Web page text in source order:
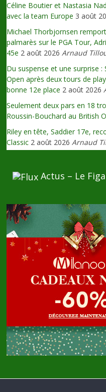
Céline Boutier et Nastasia
avec la team Europe 3 août
Michael Thorbjornsen
palmarès sur le PGA Tour,
45e 2 août 2026 Arnaud
Du suspense et une surprise
Open après deux tours de
bonne 12e place 2 août 2026
Seulement deux pars en 18
Roussin-Bouchard au British
Riley en tête, Saddier 17e,
Classic 2 août 2026 Arnaud
Actus – Le